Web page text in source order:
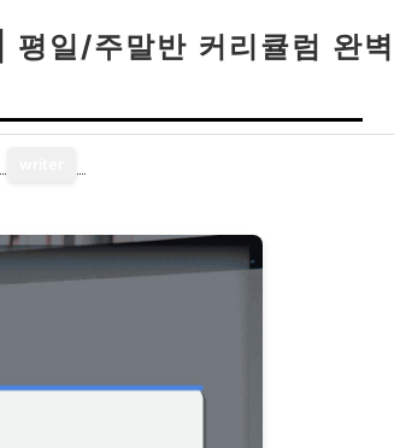
일/주말반 커리큘럼 완벽